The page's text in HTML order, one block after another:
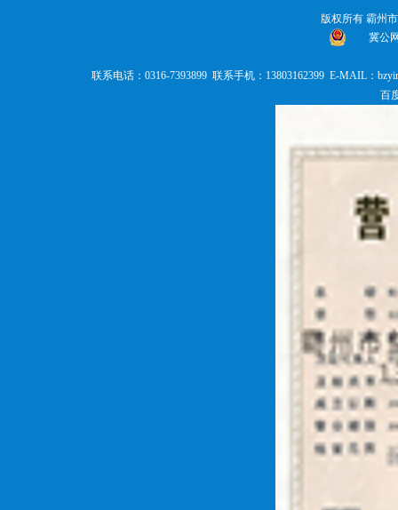
版权所有 霸州
冀公
联系电话：0316-7393899 联系手机：13803162399 E-MAIL：
百